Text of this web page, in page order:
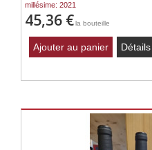
millésime: 2021
45,36 €la bouteille
Ajouter au panier Détails